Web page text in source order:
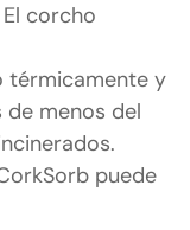
corcho
térmicamente y
menos del
puede